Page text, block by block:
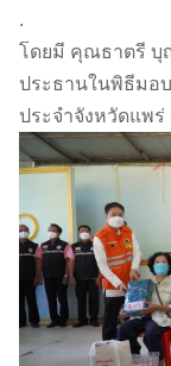
.
โดยมี คุณธาตรี บุ
ประธานในพิธีมอ
ประจำจังหวัดแพ